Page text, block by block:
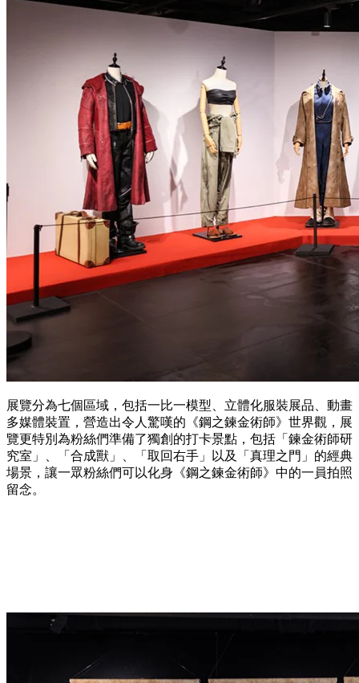
展覽分為七個區域，包括一比一模型、立體化服裝展品、動畫
多媒體裝置，營造出令人驚嘆的《鋼之鍊金術師》世界觀，展
覽更特別為粉絲們準備了獨創的打卡景點，包括「鍊金術師研
究室」、「合成獸」、「取回右手」以及「真理之門」的經典
場景，讓一眾粉絲們可以化身《鋼之鍊金術師》中的一員拍照
留念。